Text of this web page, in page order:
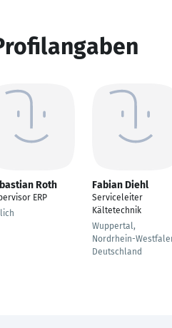
Roth
ERP
Fabian Diehl
Serviceleiter
Kältetechnik
Wuppertal,
Nordrhein-
Deutschland